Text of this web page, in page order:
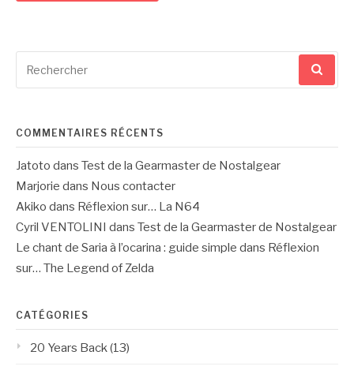
pour
COMMENTAIRES RÉCENTS
Jatoto dans Test de la Gearmaster de Nostalgear
Marjorie dans Nous contacter
Akiko dans Réflexion sur… La N64
Cyril VENTOLINI dans Test de la Gearmaster de Nostalgear
Le chant de Saria à l’ocarina : guide simple dans Réflexion
sur… The Legend of Zelda
CATÉGORIES
20 Years Back(13)